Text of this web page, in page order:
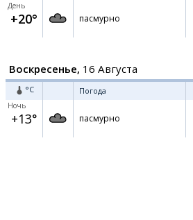
День
+20° пасмурно
Воскресенье, 16 Августа
°C Погода
Ночь
+13° пасмурно